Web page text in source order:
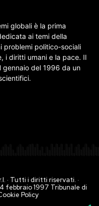
globali è la prima
ai temi della
problemi politico-sociali
i diritti umani e la pace. Il
gennaio del 1996 da un
· Tutti i diritti riservati. ·
febbraio 1997 Tribunale di
Policy